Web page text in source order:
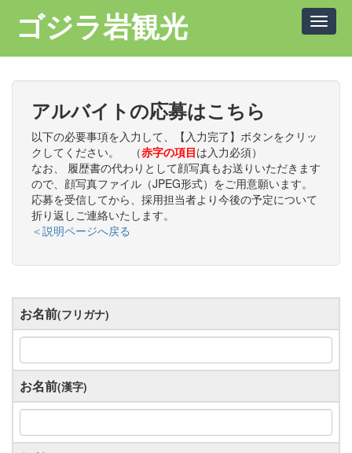
ゴジラ岩観光
Toggle
アルバイトの応募はこちら
以下の必要事項を入力して、【入力完了】ボタンをクリッ
クしてください。 （赤字の項目は入力必須）
なお、 履歴書の代わりとして顔写真もお送りいただきます
ので、顔写真ファイル（JPEG形式）をご用意願います。
応募を受信してから、採用担当者より今後の予定について
折り返しご連絡いたします。
＜説明ページへ戻る
お名前(フリガナ)
お名前(漢字)